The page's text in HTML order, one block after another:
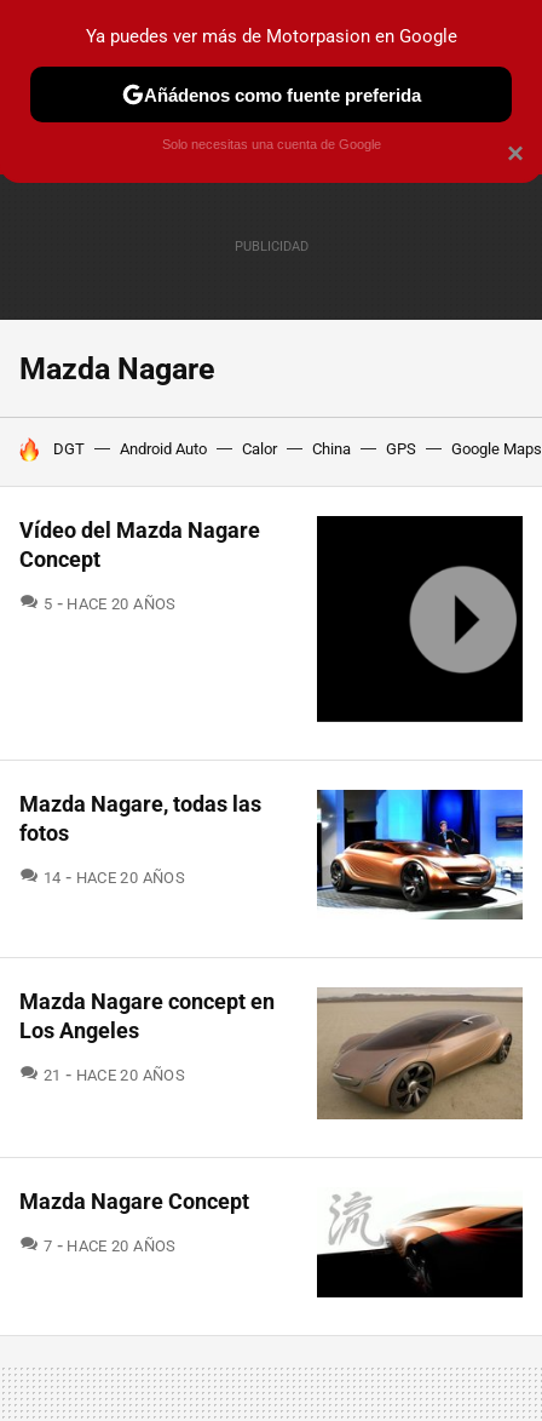
PRUEBAS COCHES ELÉCTRICOS OBSERVATORIO
Mazda Nagare
HOY SE HABLA DE
DGT Android Auto Calor China GPS Google Maps
Vídeo del Mazda Nagare
Concept
5 COMENTARIOS
HACE 20 AÑOS
Mazda Nagare, todas las
fotos
14 COMENTARIOS
HACE 20 AÑOS
Mazda Nagare concept en
Los Angeles
21 COMENTARIOS
HACE 20 AÑOS
Mazda Nagare Concept
7 COMENTARIOS
HACE 20 AÑOS
×
Ya puedes ver más de Motorpasion en Google
Añádenos como fuente preferida
Solo necesitas una cuenta de Google